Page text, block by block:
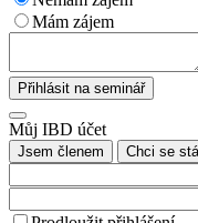
Mám zájem
Přihlásit na seminář
Můj IBD účet
Jsem členem Chci se